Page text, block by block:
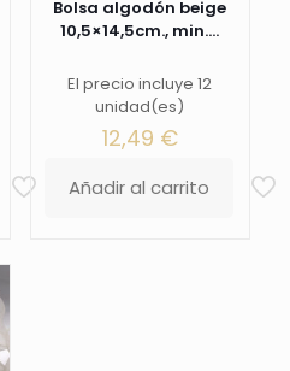
Bolsa algodón beige
10,5×14,5cm., min....
El precio incluye 12
unidad(es)
12,49 €
Añadir al carrito